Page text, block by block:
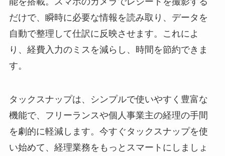
だけで、瞬時に必要な情報を読み取り、データを
自動で整理して仕訳に反映させます。これによ
り、経費入力のミスを減らし、時間を節約できま
す。
タックスナップは、シンプルで使いやすく豊富な
機能で、フリーランスや個人事業主の経理の手間
を劇的に軽減します。今すぐタックスナップを使
い始めて、経理業務をもっとスマートにしましょ